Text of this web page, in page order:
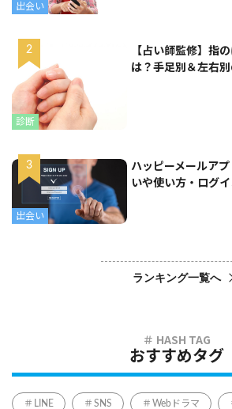
出会い
診断
【占い師監修】指
は？手足別＆左右
出会い
ハッピーメールア
いや使い方・ログ
ランキング一覧へ
おすすめタグ
LINE SNS Webドラマ